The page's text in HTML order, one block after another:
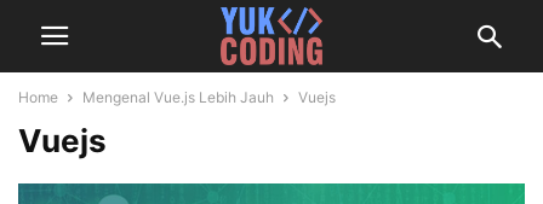
Home Mengenal Vue.js Lebih Jauh Vuejs
Vuejs